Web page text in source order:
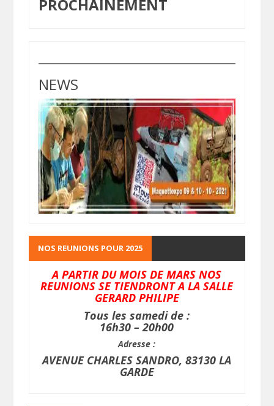
PROCHAINEMENT
NEWS
NOS REUNIONS POUR 2025
A PARTIR DU MOIS DE MARS NOS
REUNIONS SE TIENDRONT A LA SALLE
GERARD PHILIPE
Tous les samedi de :
16h30 – 20h00
Adresse :
AVENUE CHARLES SANDRO, 83130 LA
GARDE